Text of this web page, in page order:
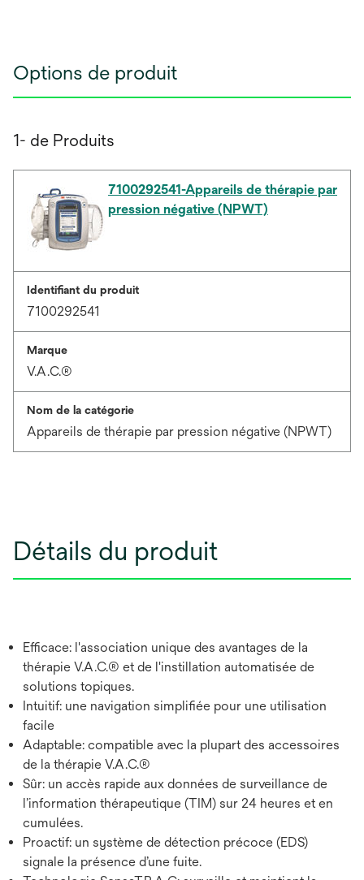
Options de produit
1- de Produits
7100292541-Appareils de thérapie par
pression négative (NPWT)
Identifiant du produit
7100292541
Marque
V.A.C.®
Nom de la catégorie
Appareils de thérapie par pression négative (NPWT)
Détails du produit
Efficace: l'association unique des avantages de la
thérapie V.A.C.® et de l'instillation automatisée de
solutions topiques.
Intuitif: une navigation simplifiée pour une utilisation
facile
Adaptable: compatible avec la plupart des accessoires
de la thérapie V.A.C.®
Sûr: un accès rapide aux données de surveillance de
l’information thérapeutique (TIM) sur 24 heures et en
cumulées.
Proactif: un système de détection précoce (EDS)
signale la présence d’une fuite.